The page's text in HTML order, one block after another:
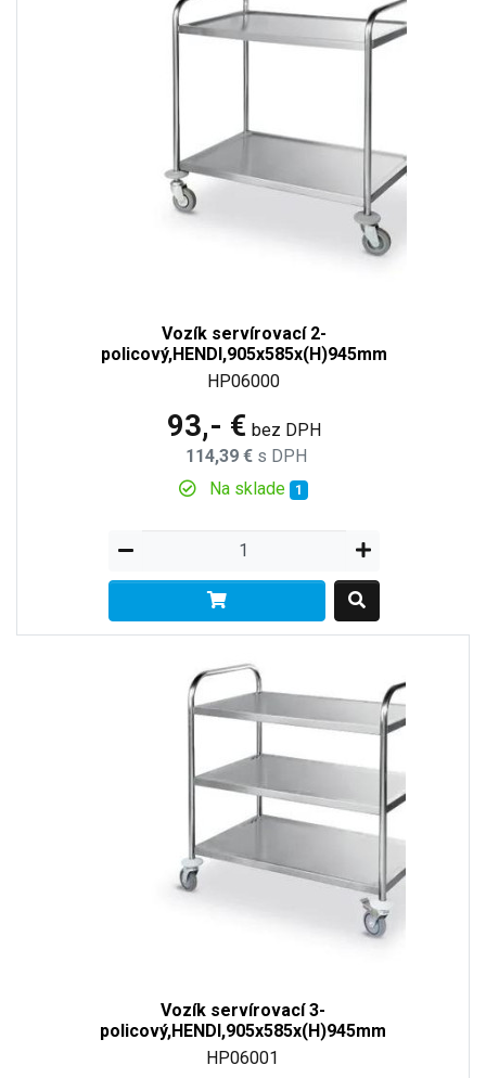
Vozík servírovací 2-
policový,HENDI,905x585x(H)945mm
HP06000
93,- € bez DPH
114,39 € s DPH
Na sklade 1
Vozík servírovací 3-
policový,HENDI,905x585x(H)945mm
HP06001